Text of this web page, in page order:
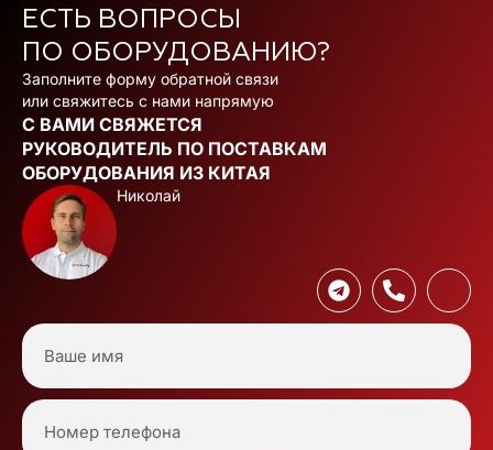
ЕСТЬ ВОПРОСЫ
ПО ОБОРУДОВАНИЮ?
Заполните форму обратной связи
или свяжитесь с нами напрямую
С ВАМИ СВЯЖЕТСЯ
РУКОВОДИТЕЛЬ ПО ПОСТАВКАМ
ОБОРУДОВАНИЯ ИЗ КИТАЯ
Николай